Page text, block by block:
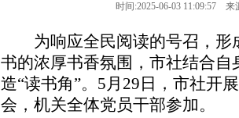
时间:2025-06-03 11:09:57
为响应全民阅读的号召，形
书的浓厚书香氛围，市社结合
造“读书角”。5月29日，市社开
会，机关全体党员干部参加。